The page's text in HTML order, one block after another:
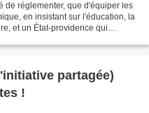
de réglementer, que d'équiper les
en insistant sur l'éducation, la
et un État-providence qui
partagée)
!